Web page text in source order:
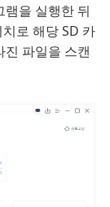
을 실행한 뒤
로 해당 SD 카
파일을 스캔